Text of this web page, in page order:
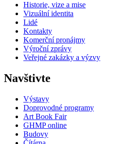
Historie, vize a mise
Vizuální identita
Lidé
Kontakty
Komerční pronájmy
Výroční zprávy
Veřejné zakázky a výzvy
Navštivte
Výstavy
Doprovodné programy
Art Book Fair
GHMP online
Budovy